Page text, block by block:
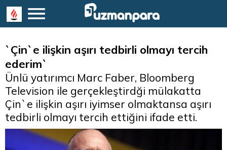
`Çin`e ilişkin aşırı tedbirli olmayı tercih
ederim`
Ünlü yatırımcı Marc Faber, Bloomberg
Television ile gerçekleştirdği mülakatta
Çin`e ilişkin aşırı iyimser olmaktansa aşırı
tedbirli olmayı tercih ettiğini ifade etti.